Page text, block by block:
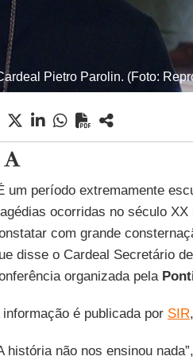
Pietro Parolin. (Foto:
um período extremamente
ocorridas no século
com grande
disse o Cardeal Secretário
organizada pela
informação é publicada por SIR
história não nos ensinou